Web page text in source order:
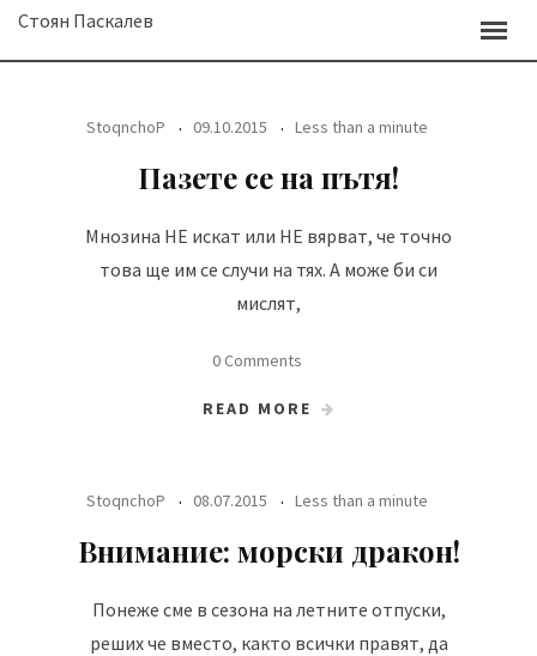
SkipСтоян Паскалев
StoqnchoP 09.10.2015 Less than a minute
Пазете се на пътя!
Мнозина НЕ искат или НЕ вярват, че точно
това ще им се случи на тях. А може би си
мислят,
0 Comments
READ MORE
StoqnchoP 08.07.2015 Less than a minute
Внимание: морски дракон!
Понеже сме в сезона на летните отпуски,
реших че вместо, както всички правят, да